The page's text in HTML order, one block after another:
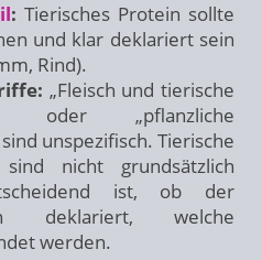
: Tierisches Protein sollte
und klar deklariert sein
Rind).
„Fleisch und tierische
oder „pflanzliche
unspezifisch. Tierische
sind nicht grundsätzlich
ist, ob der
deklariert, welche
werden.